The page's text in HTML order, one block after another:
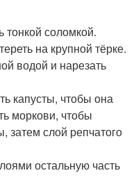
тонкой соломкой.
на крупной тёрке.
водой и нарезать
капусты, чтобы она
моркови, чтобы
затем слой репчатого
остальную часть